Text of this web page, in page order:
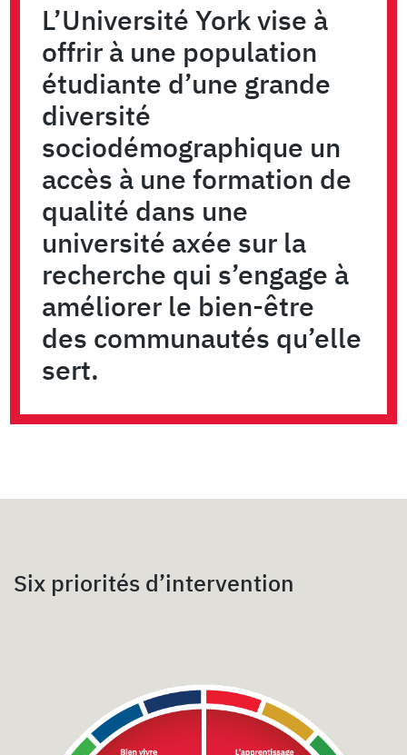
L’Université York vise à
offrir à une population
étudiante d’une grande
diversité
sociodémographique un
accès à une formation de
qualité dans une
université axée sur la
recherche qui s’engage à
améliorer le bien-être
des communautés qu’elle
sert.
Six priorités d’intervention